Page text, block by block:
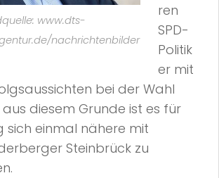
www.dts-
nachrichtenbilder
ren
SPD-
Politik
er mit
bei der Wahl
aus diesem Grunde ist es für
sich einmal nähere mit
Steinbrück zu